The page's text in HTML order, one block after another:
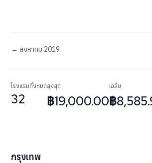
← สิงหาคม 2019
โรงแรมทั้งหมด
32
สูงสุด
฿19,000.00
เฉลี่ย
฿
กรุงเทพ